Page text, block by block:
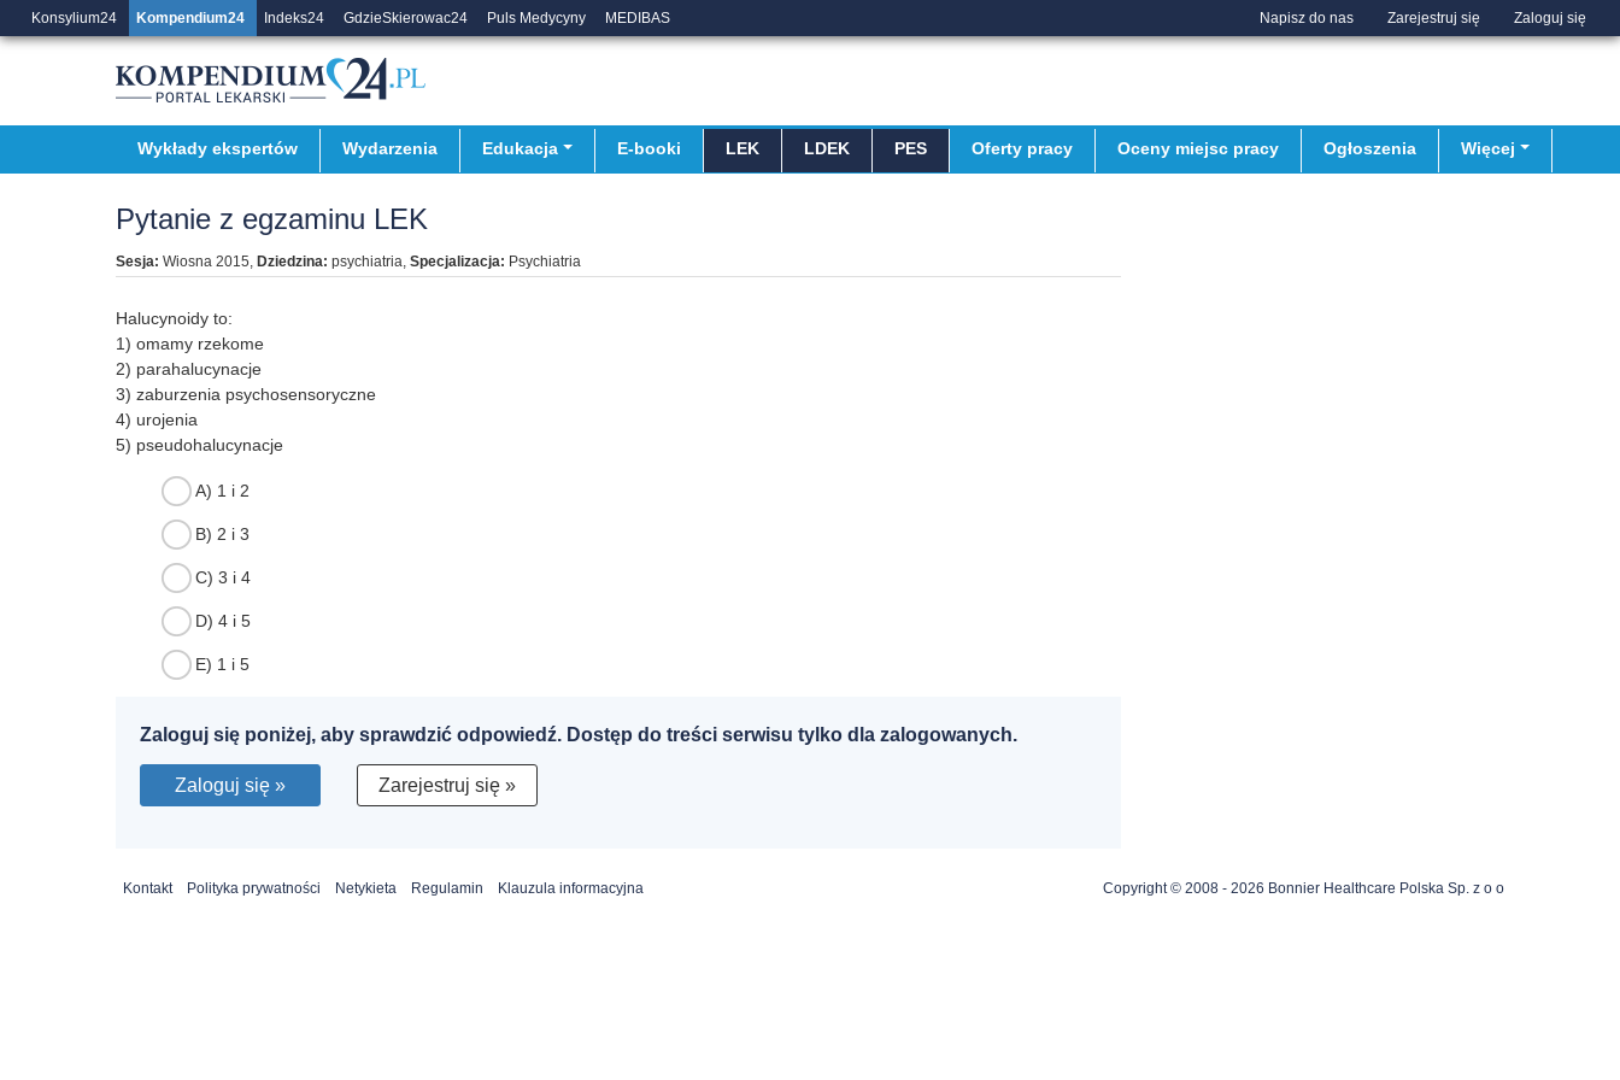
Konsylium24 Kompendium24 Indeks24 GdzieSkierowac24 Puls Medycyny MEDIBAS Napisz do nas Zarejestruj się Zaloguj się
Wykłady ekspertów Wydarzenia Edukacja E-booki LEK LDEK PES Oferty pracy Oceny miejsc pracy Ogłoszenia Więcej
Pytanie z egzaminu LEK
Sesja: Wiosna 2015, Dziedzina: psychiatria, Specjalizacja: Psychiatria
Halucynoidy to:
1) omamy rzekome
2) parahalucynacje
3) zaburzenia psychosensoryczne
4) urojenia
5) pseudohalucynacje
A) 1 i 2
B) 2 i 3
C) 3 i 4
D) 4 i 5
E) 1 i 5
Zaloguj się poniżej, aby sprawdzić odpowiedź. Dostęp do treści serwisu tylko dla zalogowanych.
Zaloguj się » Zarejestruj się »
Kontakt Polityka prywatności Netykieta Regulamin Klauzula informacyjna Copyright © 2008 - 2026 Bonnier Healthcare Polska Sp. z o o